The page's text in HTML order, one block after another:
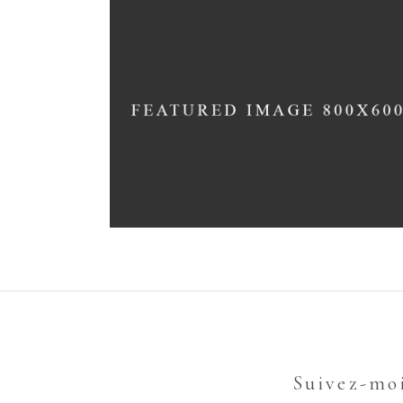
Suivez-